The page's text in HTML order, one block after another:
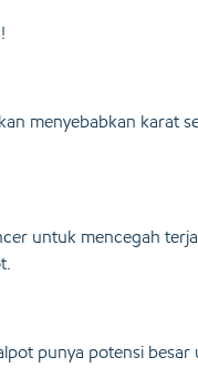
menyebabkan karat
untuk mencegah
punya potensi besar